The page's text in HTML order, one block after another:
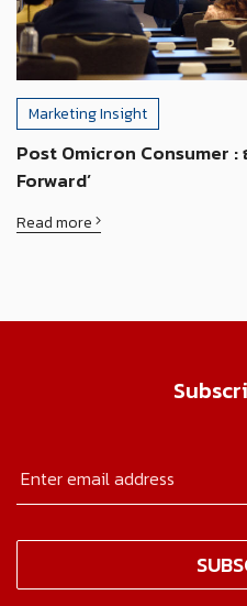
Marketing Insight
Post Omicron Consumer :
Forward’
Read more